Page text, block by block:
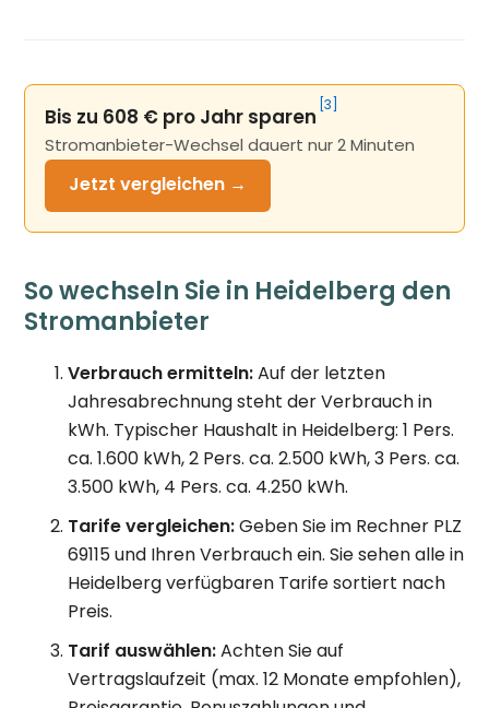
Bis zu 608 € pro Jahr sparen [3]
Stromanbieter-Wechsel dauert nur 2 Minuten
Jetzt vergleichen →
So wechseln Sie in Heidelberg den
Stromanbieter
Verbrauch ermitteln:Auf der letzten
Jahresabrechnung steht der Verbrauch in
kWh. Typischer Haushalt in Heidelberg: 1 Pers.
ca. 1.600 kWh, 2 Pers. ca. 2.500 kWh, 3 Pers. ca.
3.500 kWh, 4 Pers. ca. 4.250 kWh.
Tarife vergleichen:Geben Sie im Rechner PLZ
69115 und Ihren Verbrauch ein. Sie sehen alle in
Heidelberg verfügbaren Tarife sortiert nach
Preis.
Tarif auswählen:Achten Sie auf
Vertragslaufzeit (max. 12 Monate empfohlen),